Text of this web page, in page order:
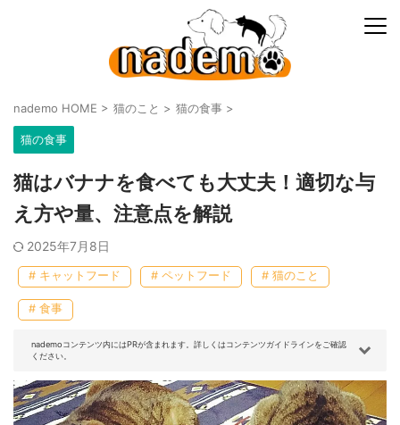
nademo HOME > 猫のこと > 猫の食事 >
猫の食事
猫はバナナを食べても大丈夫！適切な与
え方や量、注意点を解説
2025年7月8日
# キャットフード # ペットフード # 猫のこと
# 食事
nademoコンテンツ内にはPRが含まれます。詳しくはコンテンツガイドラインをご確認
ください。